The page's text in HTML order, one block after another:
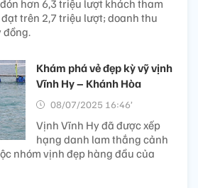
hơn 6,3 triệu lượt khách tham
trên 2,7 triệu lượt; doanh thu
đồng.
Khám phá vẻ đẹp kỳ vỹ vịnh
Vĩnh Hy – Khánh Hòa
08/07/2025 16:46’
Vịnh Vĩnh Hy đã được xếp
hạng danh lam thắng cảnh
nhóm vịnh đẹp hàng đầu của